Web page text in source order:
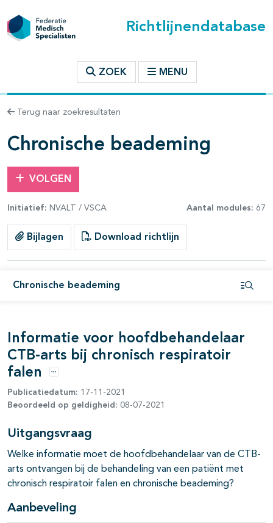
Richtlijnendatabase
ZOEK MENU
Terug naar zoekresultaten
Chronische beademing
VOLGEN
Initiatief: NVALT / VSCA Aantal modules: 67
Bijlagen Download richtlijn
Chronische beademing
binnen deze richtlijn
open- en dichtklappen
open- en dichtklappen
open- en dichtklappen
open- en dichtklappen
open- en dichtklappen
Informatie voor hoofdbehandelaar
CTB-arts bij chronisch respiratoir
falen
Opties
Publicatiedatum: 17-11-2021
Beoordeeld op geldigheid: 08-07-2021
Uitgangsvraag
Welke informatie moet de hoofdbehandelaar van de CTB-
arts ontvangen bij de behandeling van een patiënt met
chronisch respiratoir falen en chronische beademing?
Aanbeveling